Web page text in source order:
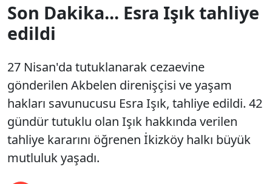
Son Dakika... Esra Işık tahliye
edildi
27 Nisan'da tutuklanarak cezaevine
gönderilen Akbelen direnişçisi ve yaşam
hakları savunucusu Esra Işık, tahliye edildi. 42
gündür tutuklu olan Işık hakkında verilen
tahliye kararını öğrenen İkizköy halkı büyük
mutluluk yaşadı.